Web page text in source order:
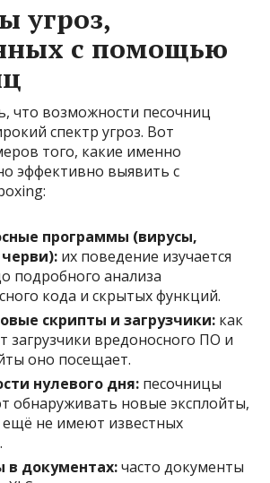
угроз,
с помощью
что возможности песочниц
спектр угроз. Вот
того, какие именно
эффективно выявить с
программы (вирусы,
их поведение изучается
подробного анализа
кода и скрытых функций.
скрипты и загрузчики: как
загрузчики вредоносного ПО и
оно посещает.
нулевого дня: песочницы
обнаруживать новые эксплойты,
не имеют известных
в документах:часто документы